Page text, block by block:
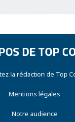
DE TOP
la rédaction de Top
Mentions légales
Notre audience